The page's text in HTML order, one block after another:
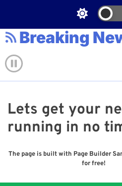
Breaking
Lets get your
running in no
The page is built with Page Builder
for free!